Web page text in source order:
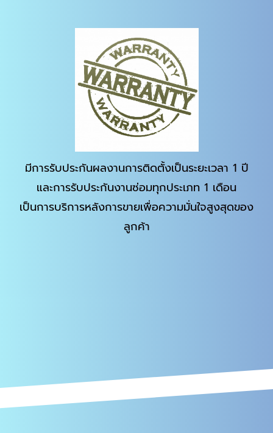
มีการรับประกันผลงานการติดตั้งเป็นระยะเวลา 1 ปี
และการรับประกันงานซ่อมทุกประเภท 1 เดือน
เป็นการบริการหลังการขายเพื่อความมั่นใจสูงสุดของ
ลูกค้า